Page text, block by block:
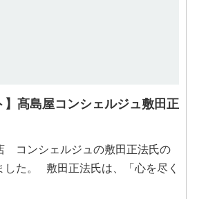
】髙島屋コンシェルジュ敷田正
コンシェルジュの敷田正法氏の
した。 敷田正法氏は、「心を尽く